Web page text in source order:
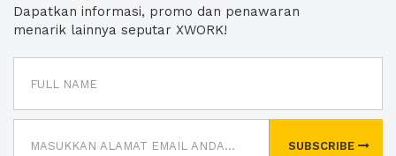
Dapatkan informasi, promo dan penawaran
menarik lainnya seputar XWORK!
SUBSCRIBE